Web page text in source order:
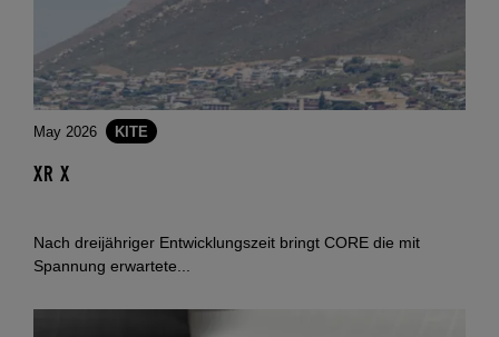
May 2026 KITE
XR X
Nach dreijähriger Entwicklungszeit bringt CORE die mit
Spannung erwartete...